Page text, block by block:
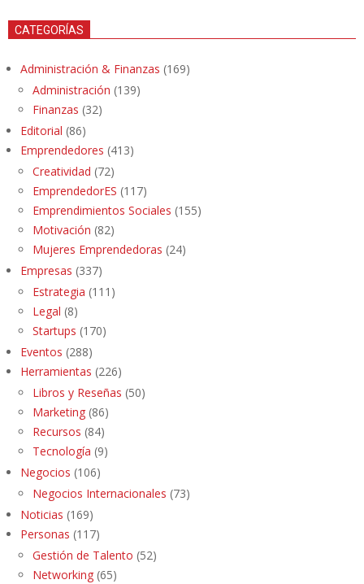
CATEGORÍAS
Administración & Finanzas (169)
Administración (139)
Finanzas (32)
Editorial (86)
Emprendedores (413)
Creatividad (72)
EmprendedorES (117)
Emprendimientos Sociales (155)
Motivación (82)
Mujeres Emprendedoras (24)
Empresas (337)
Estrategia (111)
Legal (8)
Startups (170)
Eventos (288)
Herramientas (226)
Libros y Reseñas (50)
Marketing (86)
Recursos (84)
Tecnología (9)
Negocios (106)
Negocios Internacionales (73)
Noticias (169)
Personas (117)
Gestión de Talento (52)
Networking (65)